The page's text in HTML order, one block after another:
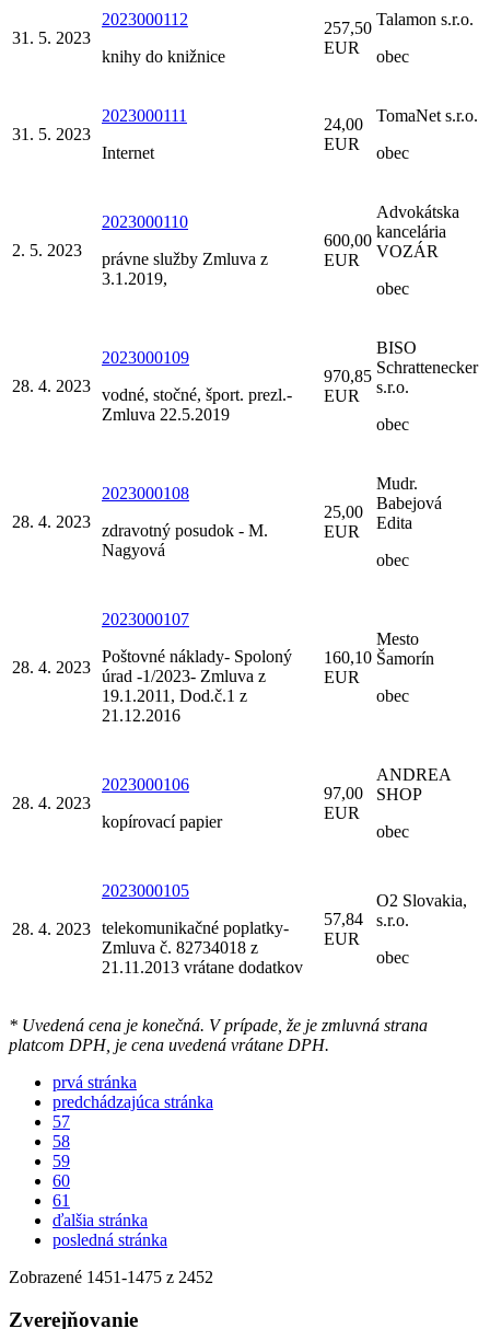
31. 5. 2023
2023000112
knihy do knižnice
257,50
EUR
Talamon s.r.o.
obec
31. 5. 2023
2023000111
Internet
24,00
EUR
TomaNet s.r.o.
obec
2. 5. 2023
2023000110
právne služby Zmluva z
3.1.2019,
600,00
EUR
Advokátska
kancelária
VOZÁR
obec
28. 4. 2023
2023000109
vodné, stočné, šport. prezl.-
Zmluva 22.5.2019
970,85
EUR
BISO
Schrattenecker
s.r.o.
obec
28. 4. 2023
2023000108
zdravotný posudok - M.
Nagyová
25,00
EUR
Mudr.
Babejová
Edita
obec
28. 4. 2023
2023000107
Poštovné náklady- Spoloný
úrad -1/2023- Zmluva z
19.1.2011, Dod.č.1 z
21.12.2016
160,10
EUR
Mesto
Šamorín
obec
28. 4. 2023
2023000106
kopírovací papier
97,00
EUR
ANDREA
SHOP
obec
28. 4. 2023
2023000105
telekomunikačné poplatky-
Zmluva č. 82734018 z
21.11.2013 vrátane dodatkov
57,84
EUR
O2 Slovakia,
s.r.o.
obec
* Uvedená cena je konečná. V prípade, že je zmluvná strana
platcom DPH, je cena uvedená vrátane DPH.
prvá stránka
predchádzajúca stránka
57
58
59
60
61
ďalšia stránka
posledná stránka
Zobrazené 1451-1475 z 2452
Zverejňovanie